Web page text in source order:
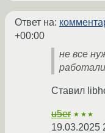
Ответ на:
+00:00
не все
работали
Ставил
u5er ★★★
19.03.2025